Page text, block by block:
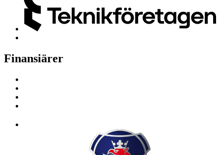
Finansiärer